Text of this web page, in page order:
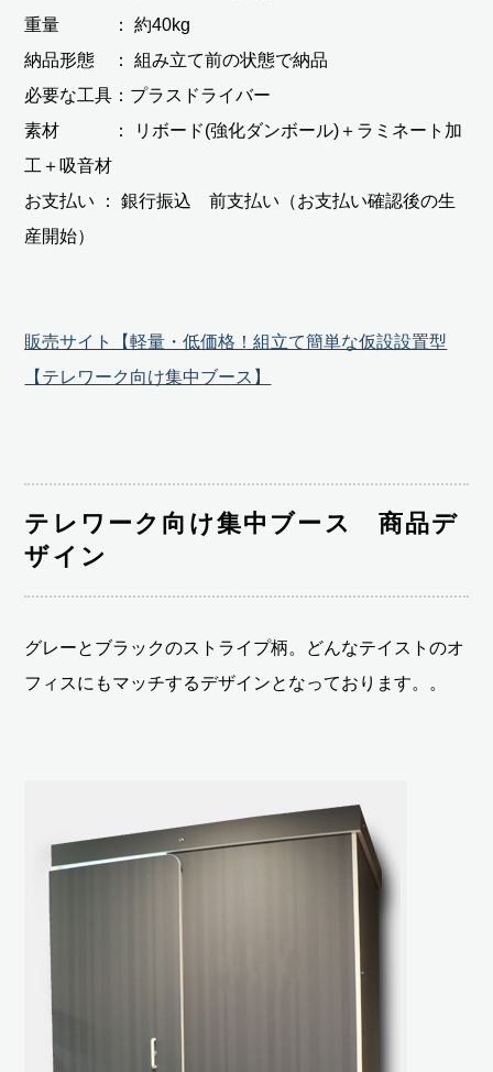
重量 ： 約40kg
納品形態 ： 組み立て前の状態で納品
必要な工具：プラスドライバー
素材 ： リボード(強化ダンボール)＋ラミネート加
工＋吸音材
お支払い ： 銀行振込 前支払い（お支払い確認後の生
産開始）
販売サイト【軽量・低価格！組立て簡単な仮設設置型
【テレワーク向け集中ブース】
テレワーク向け集中ブース 商品デ
ザイン
グレーとブラックのストライプ柄。どんなテイストのオ
フィスにもマッチするデザインとなっております。。